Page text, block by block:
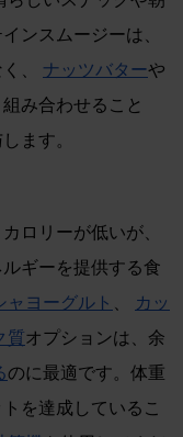
ンスムージーは、
、 ナッツバターや
み合わせること
ます。
ロリーが低いが、
ギーを提供する食
ャヨーグルト 、 カッ
質オプションは、余
のに最適です。体重
を達成しているこ